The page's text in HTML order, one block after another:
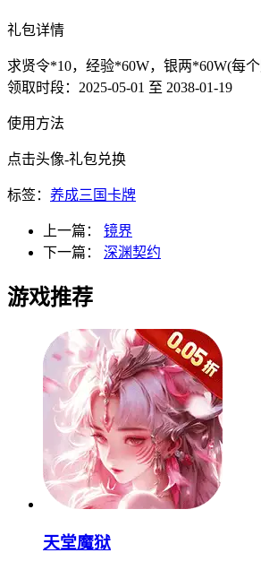
礼包详情
求贤令*10，经验*60W，银两*60W(每
领取时段：2025-05-01 至 2038-01-19
使用方法
点击头像-礼包兑换
标签： 养成三国卡牌
上一篇： 镜界
下一篇： 深渊契约
游戏推荐
天堂魔狱